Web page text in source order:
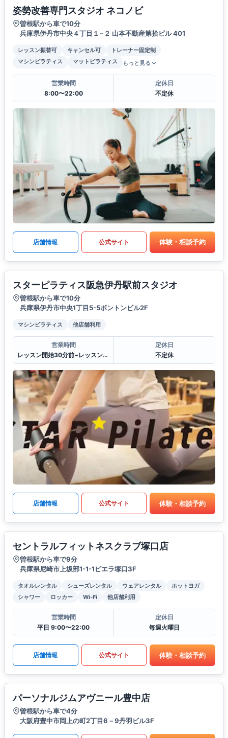
姿勢改善専門スタジオ ネコノビ
曽根駅から車で10分
兵庫県伊丹市中央４丁目１−２ 山本不動産第拾ビル 401
レッスン振替可 キャンセル可
トレーナー固定制
マシンピラティス
マットピラティス もっと見る
営業時間
8:00〜22:00
定休日
不定休
店舗情報 公式サイト 体験・相談予約
スターピラティス阪急伊丹駅前スタジオ
曽根駅から車で10分
兵庫県伊丹市中央1丁目5-5ボントンビル2F
マシンピラティス 他店舗利用
営業時間
レッスン開始30分前~レッスン終了30分後
定休日
不定休
店舗情報 公式サイト 体験・相談予約
セントラルフィットネスクラブ塚口店
曽根駅から車で9分
兵庫県尼崎市上坂部1-1-1ビエラ塚口3F
タオルレンタル シューズレンタル ウェアレンタル
ホットヨガ
シャワー
ロッカー Wi-Fi 他店舗利用
営業時間
平日 9:00〜22:00
定休日
毎週火曜日
店舗情報 公式サイト 体験・相談予約
パーソナルジムアヴニール豊中店
曽根駅から車で4分
大阪府豊中市岡上の町2丁目6－9丹羽ビル3F